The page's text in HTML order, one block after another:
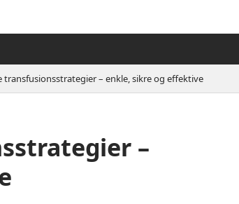
transfusionsstrategier – enkle, sikre og effektive
–